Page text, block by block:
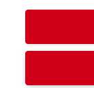
© 2007 – 2025